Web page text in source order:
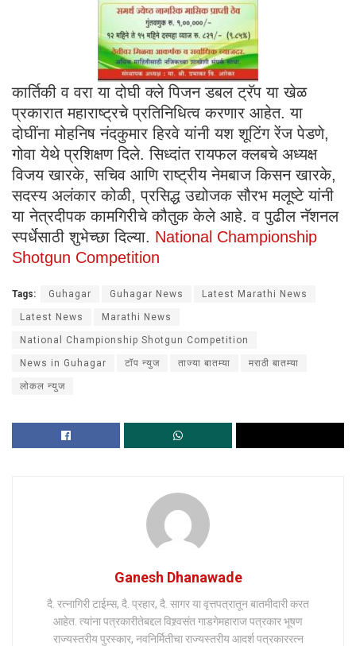
कार्तिकी व वरा या दोघी क्ले पिजन डबल ट्रॅप या खेळ
प्रकारात महाराष्ट्रचे प्रतिनिधित्व करणार आहेत. या
दोघींना मोहनिष नंदकुमार हिरवे यांनी यश शूटिंग रेंज पेडणे,
गोवा येथे प्रशिक्षण दिले. सिध्दांत रायफल क्लबचे अध्यक्ष
विजय खारके, सचिव आणि राष्ट्रीय नेमबाज किसन खारके,
सदस्य अलंकार कोळी, प्रसिद्ध उद्योजक सौरभ मलूष्टे यांनी
या नेत्रदीपक कामगिरीचे कौतुक केले आहे. व पुढील नॅशनल
स्पर्धेसाठी शुभेच्छा दिल्या. National Championship
Shotgun Competition
Tags: Guhagar Guhagar News Latest Marathi News
Latest News Marathi News
National Championship Shotgun Competition
News in Guhagar टॉप न्युज ताज्या बातम्या मराठी बातम्या
लोकल न्युज
Ganesh Dhanawade
दै. रत्नागिरी टाईम्स, दै. प्रहार, दै. सागर या वृत्तपत्रातून बातमीदारी करत
आहेत. त्यांना पत्रकारीतेबद्दल विश्र्वसंत गाडगेमहाराज पत्रकार भूषण
राज्यस्तरीय पुरस्कार, नवनिर्मितीचा राज्यस्तरीय आदर्श पत्रकाररत्न